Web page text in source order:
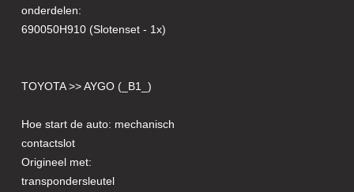
onderdelen:
690050H910 (Slotenset - 1x)
TOYOTA >> AYGO (_B1_)
Hoe start de auto: mechanisch
contactslot
Origineel met:
transpondersleutel